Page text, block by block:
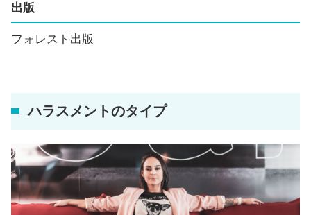
出版
フォレスト出版
ハラスメントのタイプ